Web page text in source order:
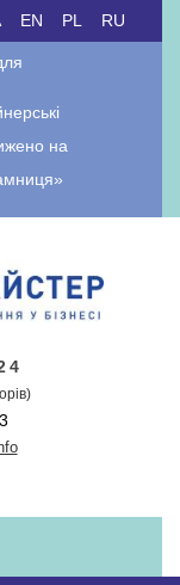
на
EN PL RU
реклами, рекламні
штендери.
Виготовляємо
документації та